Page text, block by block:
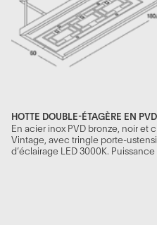
HOTTE DOUBLE-ÉTAGÈRE EN PVD
En acier inox PVD bronze, noir et
Vintage, avec tringle porte-
d’éclairage LED 3000K.